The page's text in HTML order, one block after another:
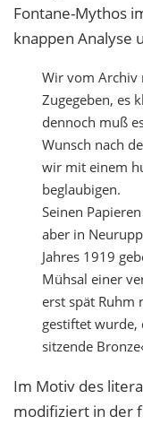
Fontane-Mythos
knappen Analyse
Wir vom Archiv
Zugegeben, es
dennoch muß
Wunsch nach
wir mit einem
beglaubigen.
Seinen
aber in
Jahres 1919
Mühsal einer
erst spät Ruhm
gestiftet wurde,
sitzende
Im Motiv des
modifiziert in der